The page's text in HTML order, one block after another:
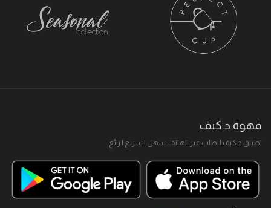
قهوة د.كيف
تطبيق د.كيف للطلب عبر الهاتف. سهل I سريع I رائع